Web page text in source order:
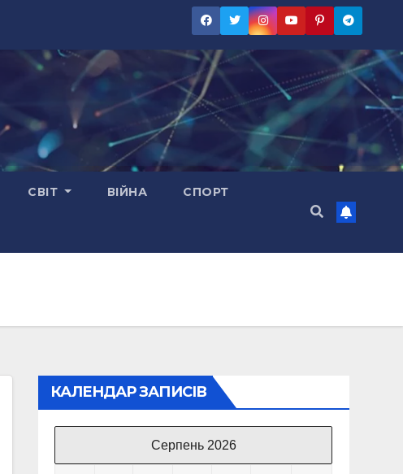
СВІТ ВІЙНА СПОРТ
КАЛЕНДАР ЗАПИСІВ
Серпень 2026